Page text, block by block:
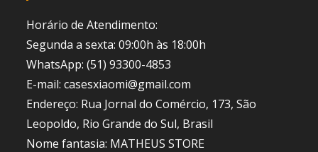
Horário de Atendimento:
Segunda a sexta: 09:00h às 18:00h
WhatsApp: (51) 93300-4853
E-mail: casesxiaomi@gmail.com
Endereço: Rua Jornal do Comércio, 173, São
Leopoldo, Rio Grande do Sul, Brasil
Nome fantasia: MATHEUS STORE